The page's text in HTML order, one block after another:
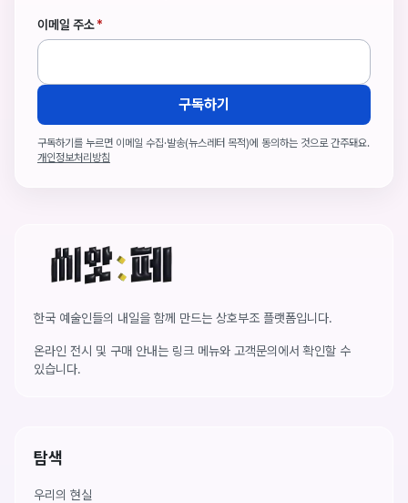
이메일 주소*
구독하기
구독하기를 누르면 이메일 수집·발송(뉴스레터 목적)에 동의하는 것으로 간주돼요.
개인정보처리방침
씨앗페 온라인 홈
한국 예술인들의 내일을 함께 만드는 상호부조 플랫폼입니다.
온라인 전시 및 구매 안내는 링크 메뉴와 고객문의에서 확인할 수
있습니다.
탐색
우리의 현실